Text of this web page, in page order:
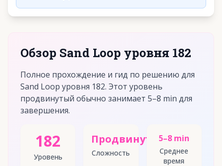
Обзор Sand Loop уровня 182
Полное прохождение и гид по решению для
Sand Loop уровня 182. Этот уровень
продвинутый обычно занимает 5–8 min для
завершения.
182
Уровень
Продвинутый
Сложность
5–8 min
Среднее
время